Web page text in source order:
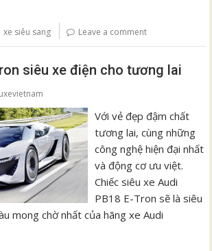
xe siêu sang Leave a comment
siêu xe điện cho tương lai
Với vẻ đẹp đậm chất
tương lai, cùng những
công nghệ hiện đại nhất
và động cơ ưu việt.
Chiếc siêu xe Audi
PB18 E-Tron sẽ là siêu
mong chờ nhất của hãng xe Audi